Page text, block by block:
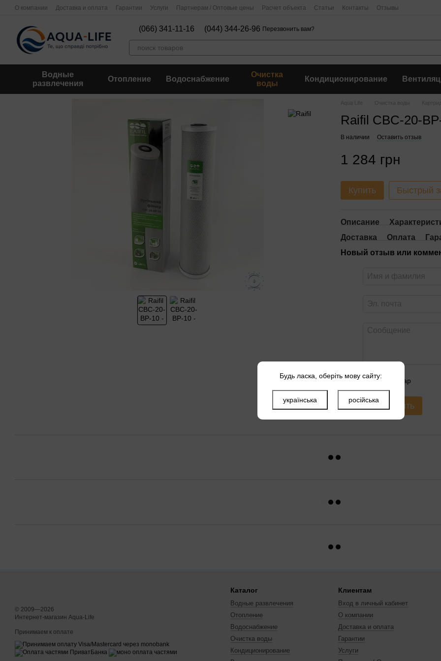
Перейти к основному контенту
О компании Доставка и оплата Гарантии Услуги Партнерам / Оптовые цены Расчет объекта Статьи Контакты Отзывы
(066) 341-11-16 (044) 344-26-96 Перезвонить вам?
Водные
развлечения
Отопление Водоснабжение
Очистка
воды
Кондиционирование
Aqua Life Очистка воды
Raifil CBC-20-
В наличии Оставить отзыв
1 284 грн
Купить Быстрый
Описание
Доставка
Оплата
Новый отзыв или
Оцените товар
Отправить
© 2009—2026
Интернет-магазин Aqua-Life
Принимаем к оплате
Каталог
Водные развлечения
Отопление
Водоснабжение
Очистка воды
Кондиционирование
Клиентам
Вход в личный кабинет
О компании
Доставка и оплата
Гарантии
Услуги
Будь ласка, оберіть мову сайту:
українська російська